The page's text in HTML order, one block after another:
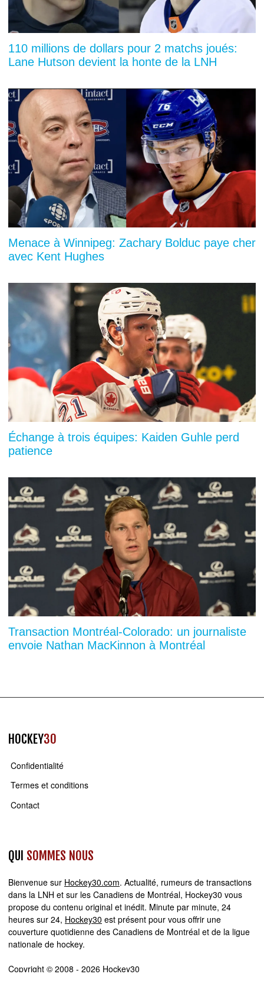
110 millions de dollars pour 2 matchs joués:
Lane Hutson devient la honte de la LNH
Menace à Winnipeg: Zachary Bolduc paye cher
avec Kent Hughes
Échange à trois équipes: Kaiden Guhle perd
patience
Transaction Montréal-Colorado: un journaliste
envoie Nathan MacKinnon à Montréal
HOCKEY30
Confidentialité
Termes et conditions
Contact
QUI SOMMES NOUS
Bienvenue sur Hockey30.com. Actualité, rumeurs de transactions
dans la LNH et sur les Canadiens de Montréal, Hockey30 vous
propose du contenu original et inédit. Minute par minute, 24
heures sur 24, Hockey30 est présent pour vous offrir une
couverture quotidienne des Canadiens de Montréal et de la ligue
nationale de hockey.
Copyright © 2008 - 2026 Hockey30